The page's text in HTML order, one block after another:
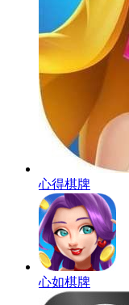
心得棋牌
心如棋牌